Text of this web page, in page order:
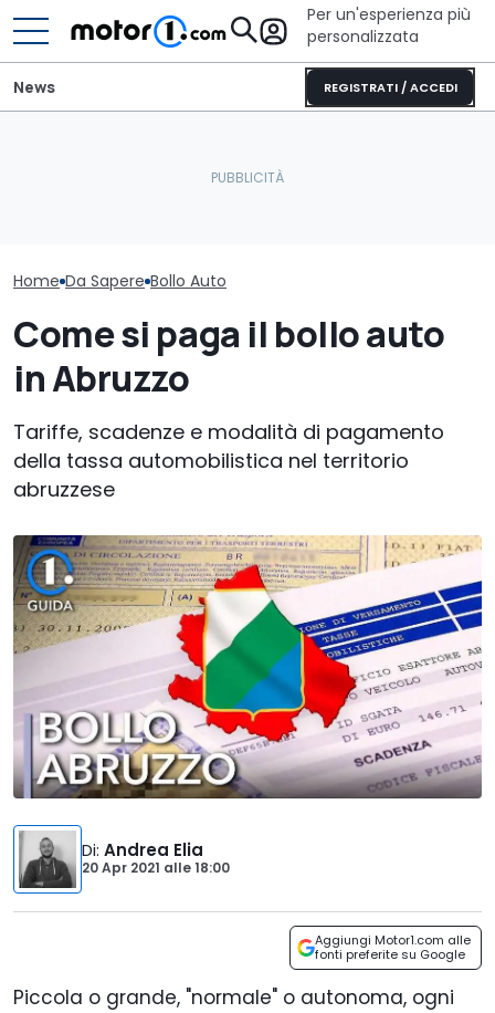
Per un'esperienza più
personalizzata
REGISTRATI / ACCEDI
News
Home Da Sapere Bollo Auto
Come si paga il bollo auto
in Abruzzo
Tariffe, scadenze e modalità di pagamento
della tassa automobilistica nel territorio
abruzzese
Di: Andrea Elia
20 Apr 2021 alle18:00
Aggiungi Motor1.com alle
fonti preferite su Google
Piccola o grande, "normale" o autonoma, ogni